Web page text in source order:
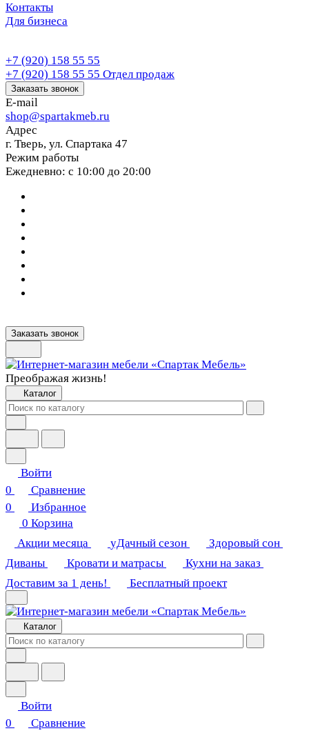
Контакты
Для бизнеса
+7 (920) 158 55 55
+7 (920) 158 55 55 Отдел продаж
Заказать звонок
E-mail
shop@spartakmeb.ru
Адрес
г. Тверь, ул. Спартака 47
Режим работы
Ежедневно: с 10:00 до 20:00
Заказать звонок
Преображая жизнь!
Каталог
Войти
0
Сравнение
0
Избранное
0 Корзина
Акции месяца
уДачный сезон
Здоровый сон
Диваны
Кровати и матрасы
Кухни на заказ
Доставим за 1 день!
Бесплатный проект
Каталог
Войти
0
Сравнение